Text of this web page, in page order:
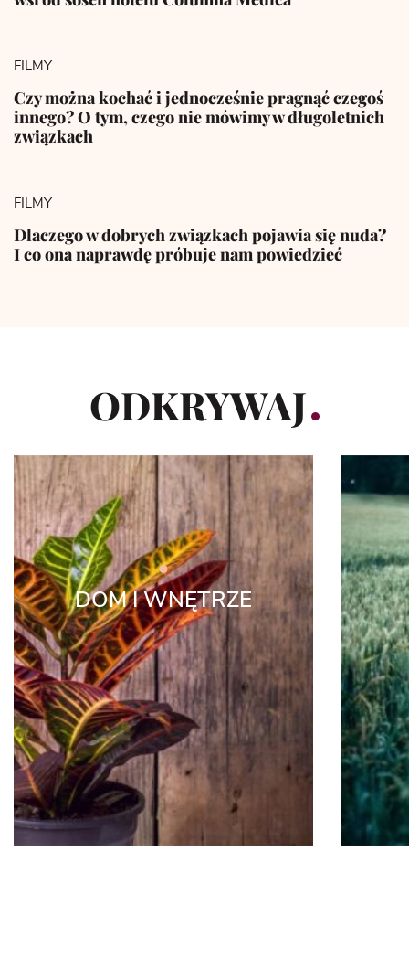
FILMY
Czy można kochać i jednocześnie pragnąć czegoś
innego? O tym, czego nie mówimy w długoletnich
związkach
FILMY
Dlaczego w dobrych związkach pojawia się nuda?
I co ona naprawdę próbuje nam powiedzieć
ODKRYWAJ
DOM I WNĘTRZE